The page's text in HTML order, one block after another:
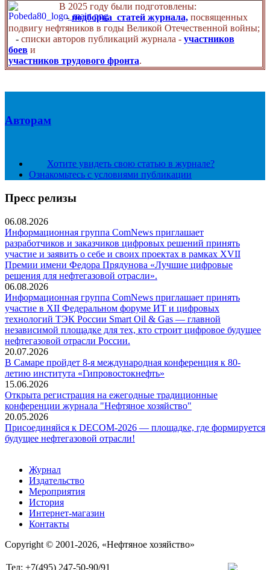
В 2025 году были подготовлены:
- подборка статей журнала, посвященных
подвигу нефтяников в годы Великой Отечественной войны;
- списки авторов публикаций журнала - участников
боев и
участников трудового фронта.
Авторам
Хотите увидеть свою статью в журнале?
Ознакомьтесь с условиями публикации
Пресс релизы
06.08.2026
Информационная группа ComNews приглашает
разработчиков и заказчиков цифровых решений принять
участие и заявить о себе и своих проектах в рамках XVII
Премии имени Федора Прядунова «Лучшие цифровые
решения для нефтегазовой отрасли».
06.08.2026
Информационная группа ComNews приглашает принять
участие в XII Федеральном форуме ИТ и цифровых
технологий ТЭК России Smart Oil & Gas — главной
независимой площадке для тех, кто строит цифровое будущее
нефтегазовой отрасли России.
20.07.2026
В Самаре пройдет 8-я международная конференция к 80-
летию института «Гипровостокнефть»
15.06.2026
Открыта регистрация на ежегодные традиционные
конференции журнала "Нефтяное хозяйство"
20.05.2026
Присоединяйся к DECOM-2026 — площадке, где формируется
будущее нефтегазовой отрасли!
Журнал
Издательство
Мероприятия
История
Интернет-магазин
Контакты
Copyright © 2001-2026, «Нефтяное хозяйство»
Тел: +7(495) 247-50-90/91